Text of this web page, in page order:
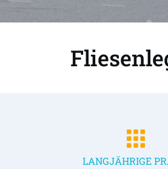
LANGJÄHRIGE